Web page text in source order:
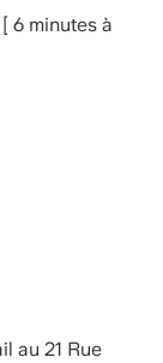
6 minutes à
au 21 Rue